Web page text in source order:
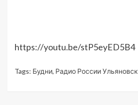
https://youtu.be/stP5eyED5B4
Tags: Будни, Радио России Ульяновск